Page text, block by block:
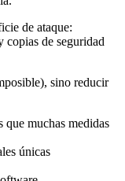
de ataque:
copias de seguridad
sino reducir
que muchas medidas
únicas